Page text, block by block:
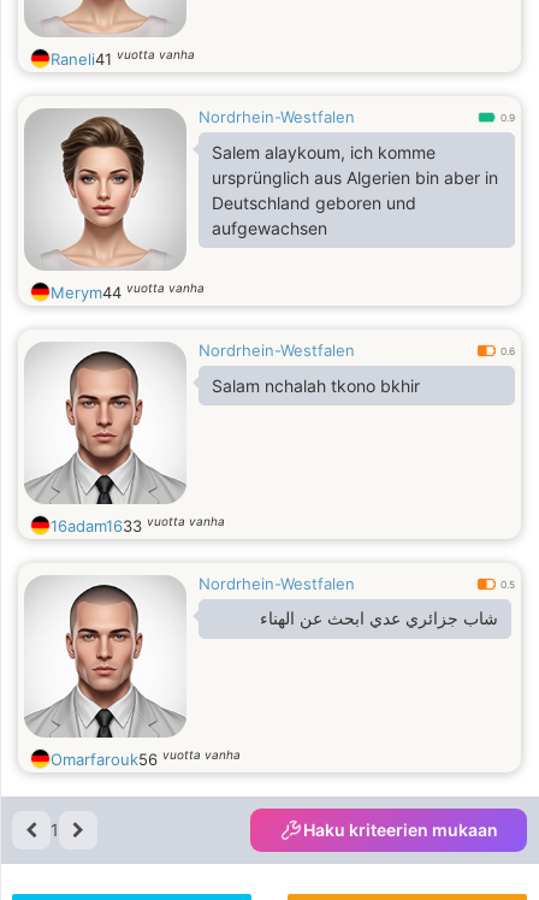
Raneli41 vuotta vanha
Nordrhein-Westfalen 0.9
Salem alaykoum, ich komme
ursprünglich aus Algerien bin aber in
Deutschland geboren und
aufgewachsen
Merym44 vuotta vanha
Nordrhein-Westfalen 0.6
Salam nchalah tkono bkhir
16adam1633 vuotta vanha
Nordrhein-Westfalen 0.5
شاب جزائري عدي ابحث عن الهناء
Omarfarouk56 vuotta vanha
1 Haku kriteerien mukaan